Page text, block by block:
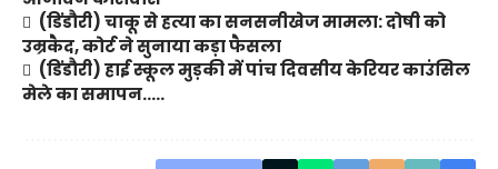
(डिंडौरी) चाकू से हत्या का सनसनीखेज मामला: दोषी को
उम्रकैद, कोर्ट ने सुनाया कड़ा फैसला
(डिंडौरी) हाई स्कूल मुड़की में पांच दिवसीय केरियर काउंसिल
मेले का समापन…..